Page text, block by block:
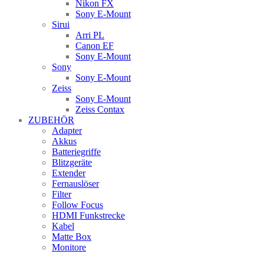
Nikon FX
Sony E-Mount
Sirui
Arri PL
Canon EF
Sony E-Mount
Sony
Sony E-Mount
Zeiss
Sony E-Mount
Zeiss Contax
ZUBEHÖR
Adapter
Akkus
Batteriegriffe
Blitzgeräte
Extender
Fernauslöser
Filter
Follow Focus
HDMI Funkstrecke
Kabel
Matte Box
Monitore